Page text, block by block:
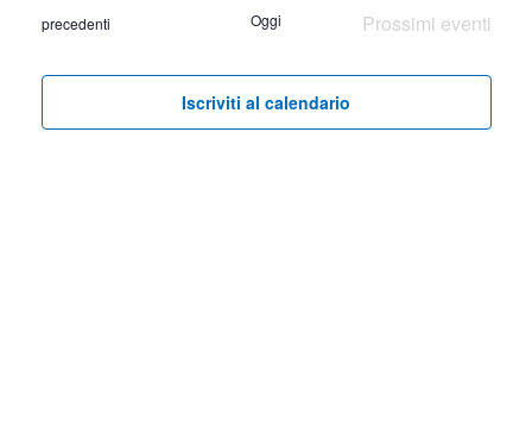
data.
Eventi
precedenti Oggi Prossimi eventi
Iscriviti al calendario